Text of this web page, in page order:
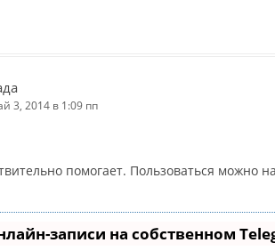
3, 2014 в 1:09 пп
помогает. Пользоваться можно
записи на собственном